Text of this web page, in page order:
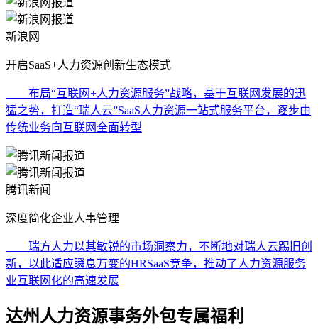
新浪网
开启SaaS+人力资源创新生态模式
布局“互联网+人力资源服务”战略，基于互联网发展的迅
猛之势，打造“瑞人云”SaaS人力资源一站式服务平台，逐步由
传统业务向互联网全面转型
腾讯新闻
深度简化企业人事管理
瑞方人力以其敏锐的市场洞察力，不断地对瑞人云踢旧创
新，以此适应瞬息万变的HRSaaS竞争，推动了人力资源服务
业互联网化的高速发展
达州人力资源事务外包专属福利